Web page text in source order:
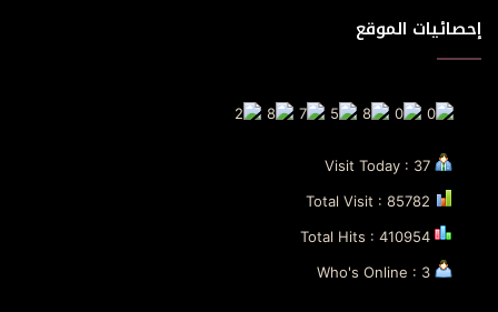
إحصائيات الموقع
Visit Today : 37
Total Hits : 410954
Who's Online : 3